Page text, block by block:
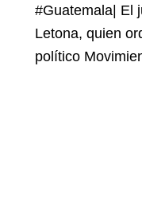
#Guatemala| El juez Fredy Raúl Orellana
Letona, quien
político